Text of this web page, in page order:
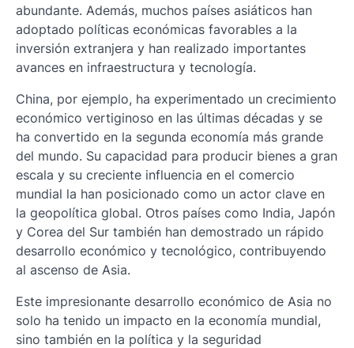
abundante. Además, muchos países asiáticos han
adoptado políticas económicas favorables a la
inversión extranjera y han realizado importantes
avances en infraestructura y tecnología.
China, por ejemplo, ha experimentado un crecimiento
económico vertiginoso en las últimas décadas y se
ha convertido en la segunda economía más grande
del mundo. Su capacidad para producir bienes a gran
escala y su creciente influencia en el comercio
mundial la han posicionado como un actor clave en
la geopolítica global. Otros países como India, Japón
y Corea del Sur también han demostrado un rápido
desarrollo económico y tecnológico, contribuyendo
al ascenso de Asia.
Este impresionante desarrollo económico de Asia no
solo ha tenido un impacto en la economía mundial,
sino también en la política y la seguridad